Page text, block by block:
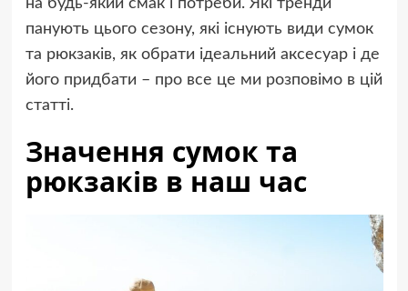
панують цього сезону, які існують види сумок
та рюкзаків, як обрати ідеальний аксесуар і де
його придбати – про все це ми розповімо в цій
статті.
Значення сумок та
рюкзаків в наш час